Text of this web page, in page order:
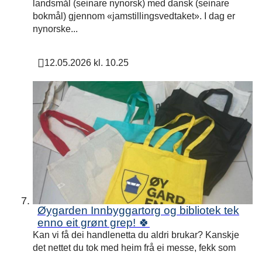
landsmål (seinare nynorsk) med dansk (seinare
bokmål) gjennom «jamstillingsvedtaket». I dag er
nynorske...
Publisert
12.05.2026 kl. 10.25
Øygarden Innbyggartorg og bibliotek tek
enno eit grønt grep! 🍀
Kan vi få dei handlenetta du aldri brukar? Kanskje
det nettet du tok med heim frå ei messe, fekk som